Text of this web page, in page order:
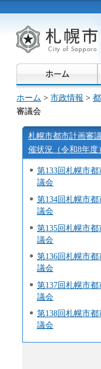
札幌市
ホーム > 市政情報 >
審議会
札幌市都市計画審
催状況（令和8年度）
第133回札幌市都
議会
第134回札幌市都
議会
第135回札幌市都
議会
第136回札幌市都
議会
第137回札幌市都
議会
第138回札幌市都
議会